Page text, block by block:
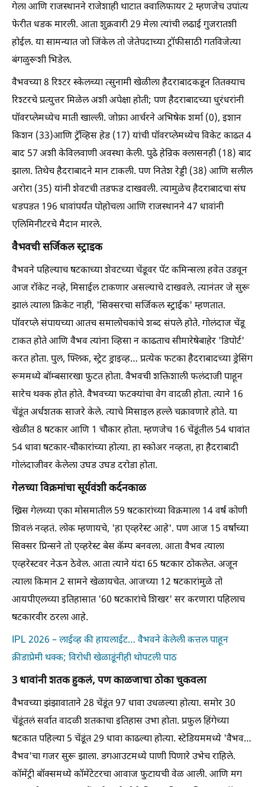
गेला आणि राजस्थानने राजेशाही थाटात क्वालिफायर 2 म्हणजेच उपांत्य
फेरीत धडक मारली. आता शुक्रवारी 29 मेला त्यांची लढाई गुजरातशी
होईल. या सामन्यात जो जिंकेल तो जेतेपदाच्या ट्रॉफीसाठी गतविजेत्या
बंगळुरूशी भिडेल.
वैभवच्या 8 रिश्टर स्केलच्या त्सुनामी खेळीला हैदराबादकडून तितक्याच
रिश्टरचे प्रत्युत्तर मिळेल अशी अपेक्षा होती; पण हैदराबादच्या धुरंधरांनी
पॉवरप्लेमध्येच माती खाल्ली. जोफ्रा आर्चरने अभिषेक शर्मा (0), इशान
किशन (33)आणि ट्रॅव्हिस हेड (17) यांची पॉवरप्लेमध्येच विकेट काढत 4
बाद 57 अशी केविलवाणी अवस्था केली. पुढे हेन्रिक क्लासनही (18) बाद
झाला. तिथेच हैदराबादने मान टाकली. पण नितेश रेड्डी (38) आणि सलील
अरोरा (35) यांनी शेवटची तडफड दाखवली. त्यामुळेच हैदराबादचा संघ
धडपडत 196 धावांपर्यंत पोहोचला आणि राजस्थानने 47 धावांनी
एलिमिनीटरचे मैदान मारले.
वैभवची सर्जिकल स्ट्राइक
वैभवने पहिल्याच षटकाच्या शेवटच्या चेंडूवर पॅट कमिन्सला हवेत उडवून
आज रॉकेट नव्हे, मिसाईल टाकणार असल्याचे दाखवले. त्यानंतर जे सुरू
झालं त्याला क्रिकेट नाही, 'सिक्सरचा सर्जिकल स्ट्राईक' म्हणतात.
पॉवरप्ले संपायच्या आतच समालोचकांचे शब्द संपले होते. गोलंदाज चेंडू
टाकत होते आणि वैभव त्यांना व्हिसा न काढताच सीमारेषेबाहेर 'डिपोर्ट'
करत होता. पुल, फ्लिक, स्ट्रेट ड्राइव्ह… प्रत्येक फटका हैदराबादच्या ड्रेसिंग
रूममध्ये बॉम्बसारखा फुटत होता. वैभवची शक्तिशाली फलंदाजी पाहून
सारेच थक्क होत होते. वैभवच्या फटक्यांचा वेग वादळी होता. त्याने 16
चेंडूंत अर्धशतक साजरे केले. त्याचे मिसाइल हल्ले चक्रावणारे होते. या
खेळीत 8 षटकार आणि 1 चौकार होता. म्हणजेच 16 चेंडूंतील 54 धावांत
54 धावा षटकार-चौकारांच्या होत्या. हा स्कोअर नव्हता, हा हैदराबादी
गोलंदाजीवर केलेला उघड उघड दरोडा होता.
गेलच्या विक्रमांचा सूर्यवंशी कर्दनकाळ
ख्रिस गेलच्या एका मोसमातील 59 षटकारांच्या विक्रमाला 14 वर्षं कोणी
शिवलं नव्हतं. लोक म्हणायचे, 'हा एव्हरेस्ट आहे'. पण आज 15 वर्षांच्या
सिक्सर प्रिन्सने तो एव्हरेस्ट बेस कॅम्प बनवला. आता वैभव त्याला
एव्हरेस्टवर नेऊन ठेवेल. आता त्याने यंदा 65 षटकार ठोकलेत. अजून
त्याला किमान 2 सामने खेळायचेत. आजच्या 12 षटकारांमुळे तो
आयपीएलच्या इतिहासात '60 षटकारांचे शिखर' सर करणारा पहिलाच
षटकारवीर ठरला आहे.
IPL 2026 – लाईव्ह की हायलाईट… वैभवने केलेली कत्तल पाहून
क्रीडाप्रेमी थक्क; विरोधी खेळाडूंनीही थोपटली पाठ
3 धावांनी शतक हुकलं, पण काळजाचा ठोका चुकवला
वैभवच्या झंझावाताने 28 चेंडूंत 97 धावा उधळल्या होत्या. समोर 30
चेंडूंतलं सर्वात वादळी शतकाचा इतिहास उभा होता. प्रफुल हिंगेच्या
षटकात पहिल्या 5 चेंडूंत 29 धावा काढल्या होत्या. स्टेडियममध्ये 'वैभव…
वैभव'चा गजर सुरू झाला. डगआउटमध्ये पाणी पिणारे उभेच राहिले.
कॉमेंट्री बॉक्समध्ये कॉमेंटेटरचा आवाज फुटायची वेळ आली. आणि मग